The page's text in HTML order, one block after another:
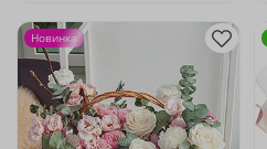
Новинка